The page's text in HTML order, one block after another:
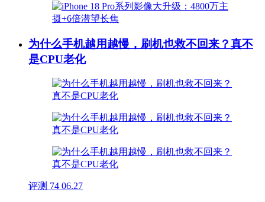
为什么手机越用越慢，刷机也救不回来？真不
是CPU老化
评测 74 06.27